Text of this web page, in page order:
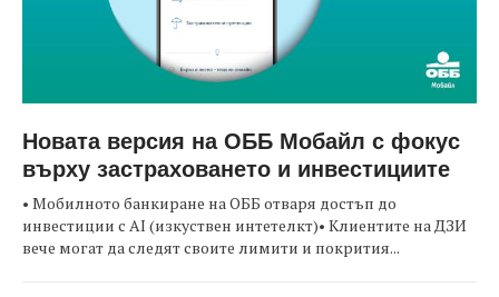
Новата версия на ОББ Мобайл с фокус
върху застраховането и инвестициите
• Мобилното банкиране на ОББ отваря достъп до
инвестиции с AI (изкуствен интетелкт)• Клиентите на ДЗИ
вече могат да следят своите лимити и покрития...